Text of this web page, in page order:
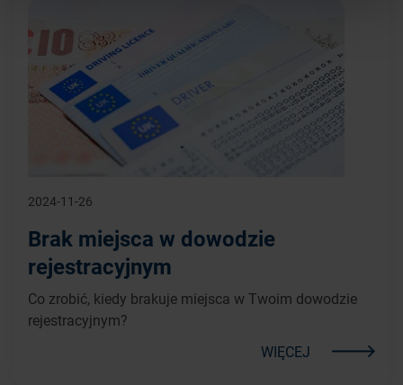
2024-11-26
Brak miejsca w dowodzie
rejestracyjnym
Co zrobić, kiedy brakuje miejsca w Twoim dowodzie
rejestracyjnym?
WIĘCEJ